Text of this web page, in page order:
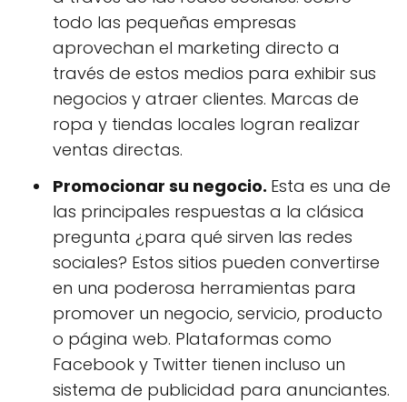
todo las pequeñas empresas
aprovechan el marketing directo a
través de estos medios para exhibir sus
negocios y atraer clientes. Marcas de
ropa y tiendas locales logran realizar
ventas directas.
Promocionar su negocio. Esta es una de
las principales respuestas a la clásica
pregunta ¿para qué sirven las redes
sociales? Estos sitios pueden convertirse
en una poderosa herramientas para
promover un negocio, servicio, producto
o página web. Plataformas como
Facebook y Twitter tienen incluso un
sistema de publicidad para anunciantes.